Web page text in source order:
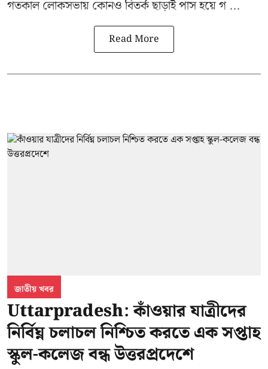
গতকাল লোকসভায় কোনও বিতর্ক ছাড়াই পাস হয়ে গ ...
Read More
জাতীয় খবর
Uttarpradesh: কাঁওয়ার যাত্রীদের
নির্বিঘ্ন চলাচল নিশ্চিত করতে এক সপ্তাহ
স্কুল-কলেজ বন্ধ উত্তরপ্রদেশে